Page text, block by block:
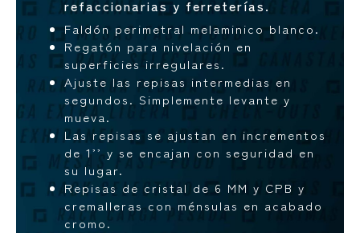
refaccionarias y ferreterías.
Faldón perimetral melaminico blanco.
Regatón para nivelación en
superficies irregulares.
Ajuste las repisas intermedias en
segundos. Simplemente levante y
mueva.
Las repisas se ajustan en incrementos
de 1’’ y se encajan con seguridad en
su lugar.
Repisas de cristal de 6 MM y CPB y
cremalleras con ménsulas en acabado
cromo.